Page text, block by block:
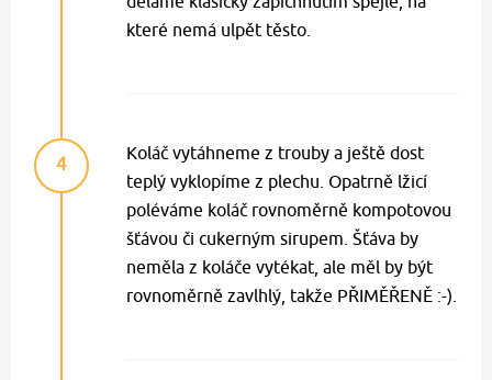
které nemá ulpět těsto.
4
Koláč vytáhneme z trouby a ještě dost
teplý vyklopíme z plechu. Opatrně lžicí
poléváme koláč rovnoměrně kompotovou
šťávou či cukerným sirupem. Šťáva by
neměla z koláče vytékat, ale měl by být
rovnoměrně zavlhlý, takže PŘIMĚŘENĚ :-).